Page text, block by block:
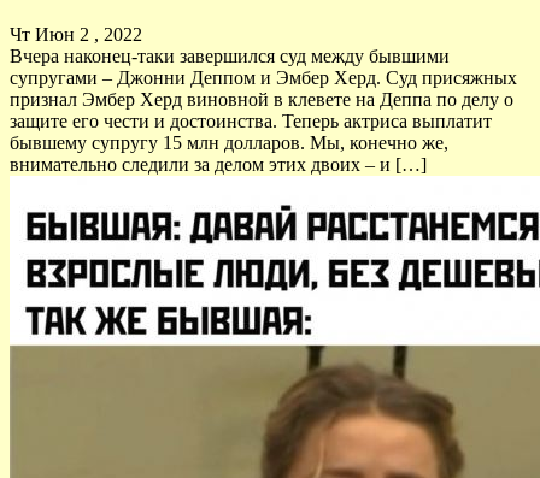
Чт Июн 2 , 2022
Вчера наконец-таки завершился суд между бывшими
супругами – Джонни Деппом и Эмбер Херд. Суд присяжных
признал Эмбер Херд виновной в клевете на Деппа по делу о
защите его чести и достоинства. Теперь актриса выплатит
бывшему супругу 15 млн долларов. Мы, конечно же,
внимательно следили за делом этих двоих – и […]